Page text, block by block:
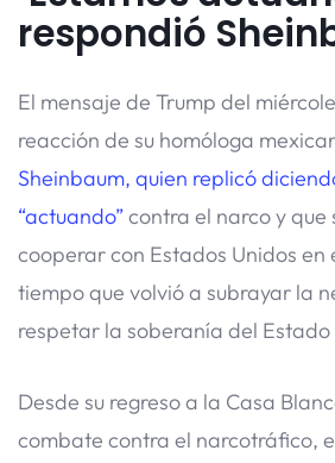
respondió
El mensaje de Trump del
reacción de su homóloga
Sheinbaum, quien replicó
“actuando”contra el narco y que
cooperar con Estados Unidos en
tiempo que volvió a subrayar la
respetar la soberanía del
Desde su regreso a la Casa
combate contra el narcotráfico,